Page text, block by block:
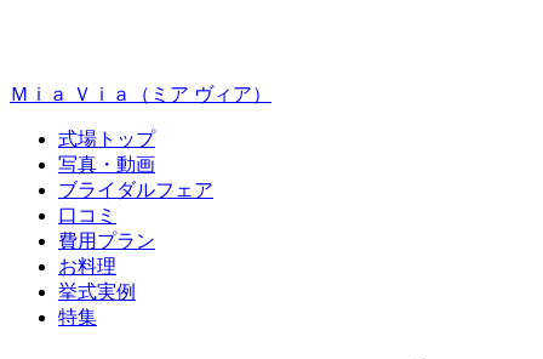
Ｍｉａ Ｖｉａ（ミア ヴィア）
式場トップ
写真・動画
ブライダルフェア
口コミ
費用プラン
お料理
挙式実例
特集